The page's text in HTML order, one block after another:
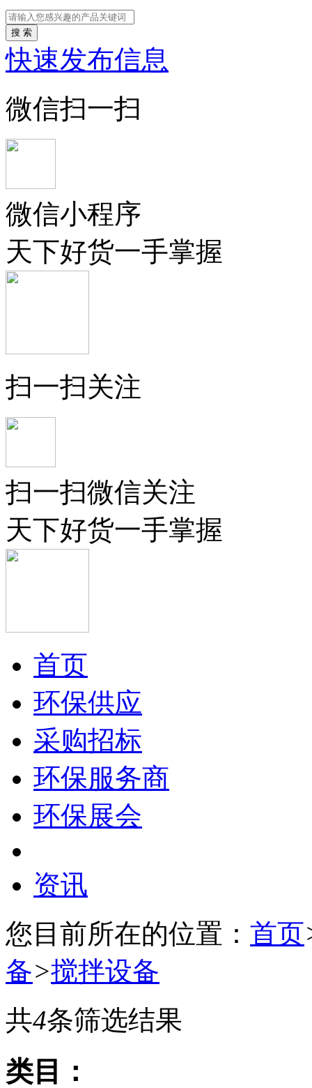
搜 索
快速发布信息
微信扫一扫
微信小程序
天下好货一手掌握
扫一扫关注
扫一扫微信关注
天下好货一手掌握
首页
环保供应
采购招标
环保服务商
环保展会
资讯
您目前所在的位置： 首页
备>搅拌设备
共4条筛选结果
类目：